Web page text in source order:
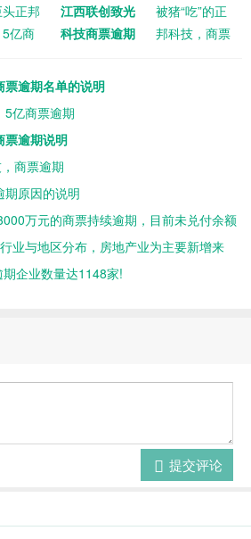
正邦
亿商
江西联创致光
科技商票逾期
被猪“吃”的正
邦科技，商票
票逾期名单的说明
5亿商票逾期
票逾期说明
商票逾期
期原因的说明
万元的商票持续逾期，目前未兑付余额
业与地区分布，房地产业为主要新增来
企业数量达1148家!
提交评论